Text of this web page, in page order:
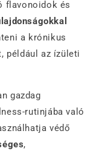
flavonoidok és
a krónikus
például az ízületi
gazdag
rutinjába való
védő
,